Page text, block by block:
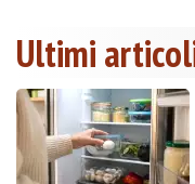
Ultimi